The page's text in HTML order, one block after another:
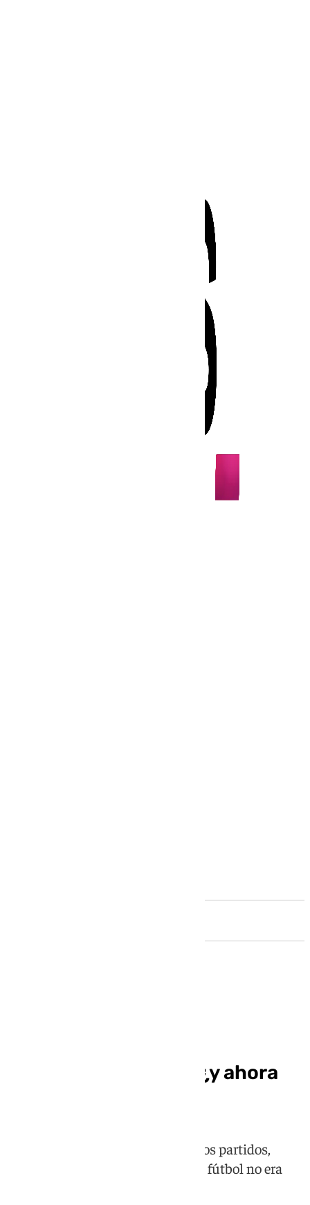
Se acabó el suplicio, ¿y ahora
El Sevilla ha perdido la mitad de los partidos,
demostrando que como equipo de fútbol no era